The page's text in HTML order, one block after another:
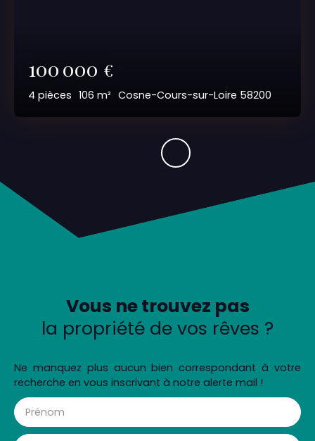
100 000 €
4 pièces 106 m² Cosne-Cours-sur-Loire 58200
Vous ne trouvez pas
la propriété de vos rêves ?
Ne manquez plus aucun bien correspondant à votre
recherche en vous inscrivant à notre alerte mail !
Prénom